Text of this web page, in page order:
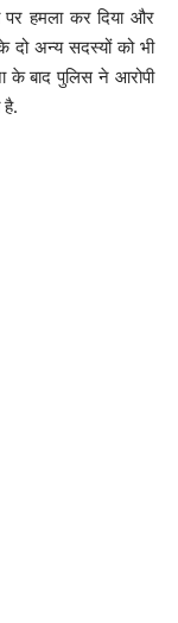
पर हमला कर दिया और
दो अन्य सदस्यों को भी
के बाद पुलिस ने आरोपी